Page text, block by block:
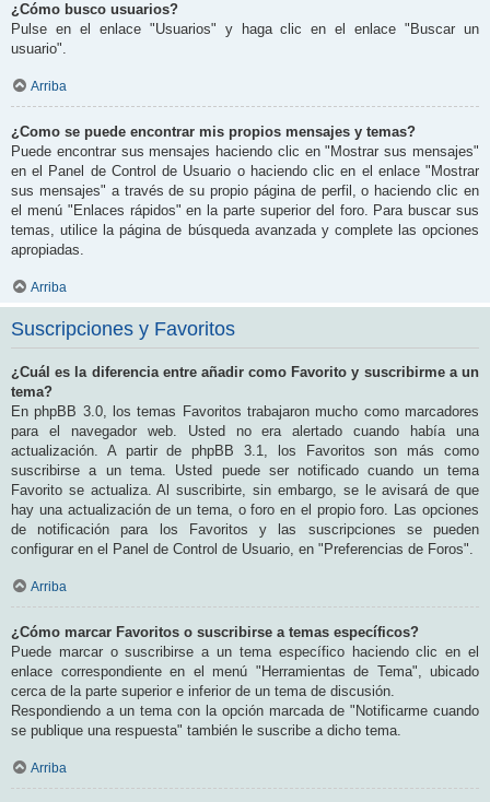
¿Cómo busco usuarios?
Pulse en el enlace "Usuarios" y haga clic en el enlace "Buscar un
usuario".
Arriba
¿Como se puede encontrar mis propios mensajes y temas?
Puede encontrar sus mensajes haciendo clic en "Mostrar sus mensajes"
en el Panel de Control de Usuario o haciendo clic en el enlace "Mostrar
sus mensajes" a través de su propio página de perfil, o haciendo clic en
el menú "Enlaces rápidos" en la parte superior del foro. Para buscar sus
temas, utilice la página de búsqueda avanzada y complete las opciones
apropiadas.
Arriba
Suscripciones y Favoritos
¿Cuál es la diferencia entre añadir como Favorito y suscribirme a un
tema?
En phpBB 3.0, los temas Favoritos trabajaron mucho como marcadores
para el navegador web. Usted no era alertado cuando había una
actualización. A partir de phpBB 3.1, los Favoritos son más como
suscribirse a un tema. Usted puede ser notificado cuando un tema
Favorito se actualiza. Al suscribirte, sin embargo, se le avisará de que
hay una actualización de un tema, o foro en el propio foro. Las opciones
de notificación para los Favoritos y las suscripciones se pueden
configurar en el Panel de Control de Usuario, en "Preferencias de Foros".
Arriba
¿Cómo marcar Favoritos o suscribirse a temas específicos?
Puede marcar o suscribirse a un tema específico haciendo clic en el
enlace correspondiente en el menú "Herramientas de Tema", ubicado
cerca de la parte superior e inferior de un tema de discusión.
Respondiendo a un tema con la opción marcada de "Notificarme cuando
se publique una respuesta" también le suscribe a dicho tema.
Arriba